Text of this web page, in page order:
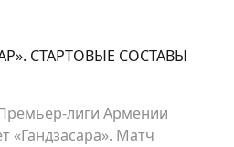
СТАРТОВЫЕ СОСТАВЫ
лиги Армении
«Гандзасара». Матч